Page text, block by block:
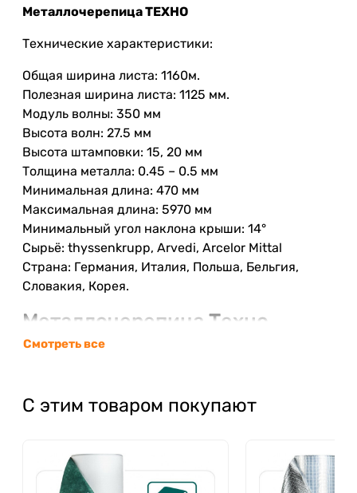
Металлочерепица ТЕХНО
Технические характеристики:
Общая ширина листа: 1160м.
Полезная ширина листа: 1125 мм.
Модуль волны: 350 мм
Высота волн: 27.5 мм
Высота штамповки: 15, 20 мм
Толщина металла: 0.45 – 0.5 мм
Минимальная длина: 470 мм
Максимальная длина: 5970 мм
Минимальный угол наклона крыши: 14°
Сырьё: thyssenkrupp, Arvedi, Arcelor Mittal
Страна: Германия, Италия, Польша, Бельгия,
Словакия, Корея.
Металлочерепица Техно
Arcelor Mittal в Одессе
мировой лидер по производству металлических
эстетически- красивым, запатентованным
матполиэстровым покрытием с микрокварцевой
Смотреть все
С этим товаром покупают